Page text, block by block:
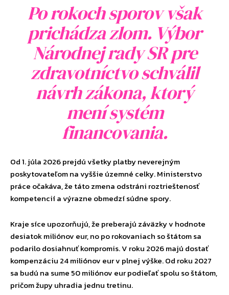
Po rokoch sporov však
prichádza zlom. Výbor
Národnej rady SR pre
zdravotníctvo schválil
návrh zákona, ktorý
mení systém
financovania.
Od 1. júla 2026 prejdú všetky platby neverejným
poskytovateľom na vyššie územné celky. Ministerstvo
práce očakáva, že táto zmena odstráni roztrieštenosť
kompetencií a výrazne obmedzí súdne spory.
Kraje síce upozorňujú, že preberajú záväzky v hodnote
desiatok miliónov eur, no po rokovaniach so štátom sa
podarilo dosiahnuť kompromis. V roku 2026 majú dostať
kompenzáciu 24 miliónov eur v plnej výške. Od roku 2027
sa budú na sume 50 miliónov eur podieľať spolu so štátom,
pričom župy uhradia jednu tretinu.